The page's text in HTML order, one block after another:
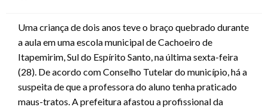
Uma criança de dois anos teve o braço quebrado durante
a aula em uma escola municipal de Cachoeiro de
Itapemirim, Sul do Espírito Santo, na última sexta-feira
(28). De acordo com Conselho Tutelar do município, há a
suspeita de que a professora do aluno tenha praticado
maus-tratos. A prefeitura afastou a profissional da